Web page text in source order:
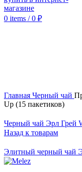
0 items / 0 ₽
Главная Черный чай
Up (15 пакетиков)
Черный чай Эрл Грей
Назад к товарам
Элитный черный чай